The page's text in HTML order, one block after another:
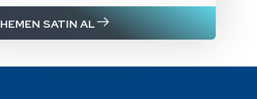
HEMEN SATIN AL